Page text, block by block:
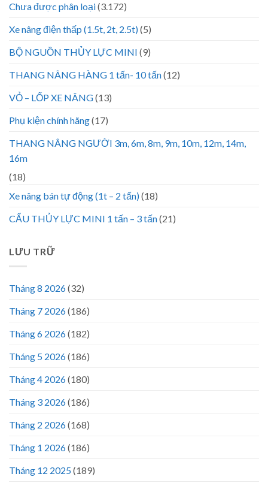
Chưa được phân loại(3.172)
Xe nâng điện thấp (1.5t, 2t, 2.5t)(5)
BỘ NGUỒN THỦY LỰC MINI (9)
THANG NÂNG HÀNG 1 tấn- 10 tấn(12)
VỎ – LỐP XE NÂNG(13)
Phụ kiện chính hãng(17)
THANG NÂNG NGƯỜI 3m, 6m, 8m, 9m, 10m, 12m, 14m,
16m
(18)
Xe nâng bán tự động (1t – 2 tấn)(18)
CẨU THỦY LỰC MINI 1 tấn – 3 tấn(21)
LƯU TRỮ
Tháng 8 2026(32)
Tháng 7 2026(186)
Tháng 6 2026(182)
Tháng 5 2026(186)
Tháng 4 2026(180)
Tháng 3 2026(186)
Tháng 2 2026(168)
Tháng 1 2026(186)
Tháng 12 2025(189)